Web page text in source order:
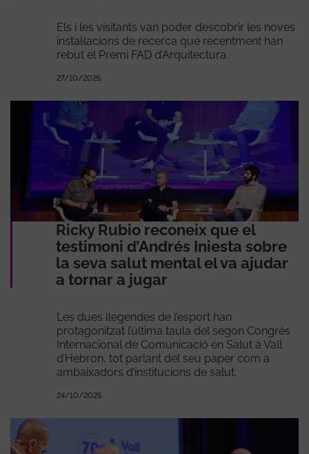
Els i les visitants van poder descobrir les noves
instal·lacions de recerca que recentment han
rebut el Premi FAD d’Arquitectura.
27/10/2025
Ricky Rubio reconeix que el
testimoni d’Andrés Iniesta sobre
la seva salut mental el va ajudar
a tornar a jugar
Les dues llegendes de l’esport han
protagonitzat l’última taula del segon Congrés
Internacional de Comunicació en Salut a Vall
d’Hebron, tot parlant del seu paper com a
ambaixadors d’institucions de salut.
24/10/2025